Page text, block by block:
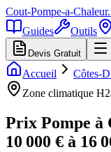
Cout-Pompe-a-Chaleur
Guides
Outils
Devis Gratuit
Accueil Côtes-
Zone climatique
Prix Pompe à
10 000 € à 16